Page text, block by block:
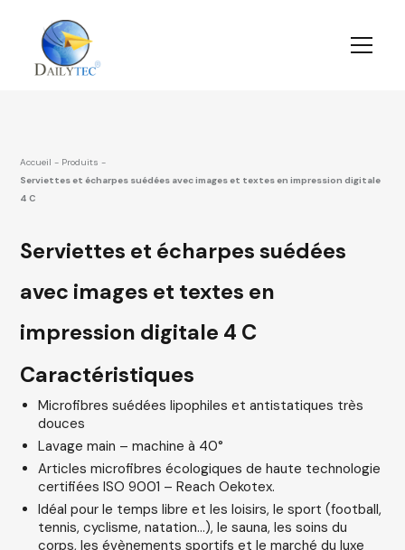
Accueil - Produits -
Serviettes et écharpes suédées avec images et textes en impression digitale
4 C
Serviettes et écharpes suédées
avec images et textes en
impression digitale 4 C
Caractéristiques
Microfibres suédées lipophiles et antistatiques très
douces
Lavage main – machine à 40°
Articles microfibres écologiques de haute technologie
certifiées ISO 9001 – Reach Oekotex.
Idéal pour le temps libre et les loisirs, le sport (football,
tennis, cyclisme, natation…), le sauna, les soins du
corps, les évènements sportifs et le marché du luxe